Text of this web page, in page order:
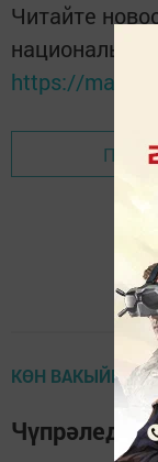
Читайте
https://
КӨН ВАКЫЙГАСЫ
Чүпрәледә